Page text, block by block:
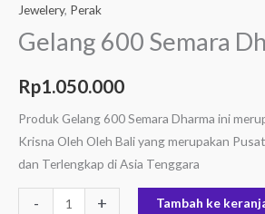
Jewelery, Perak
Gelang 600 Semara
Rp1.050.000
Produk Gelang 600 Semara Dharma ini
Krisna Oleh Oleh Bali yang merupakan
dan Terlengkap di Asia Tenggara
- + Tambah ke